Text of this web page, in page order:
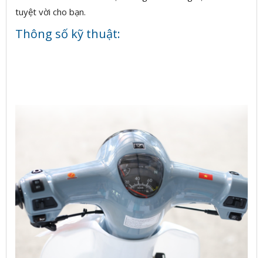
tuyệt vời cho bạn.
Thông số kỹ thuật: